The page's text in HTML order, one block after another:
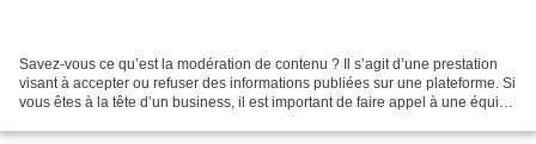
Savez-vous ce qu’est la modération de contenu ? Il s’agit d’une prestation
visant à accepter ou refuser des informations publiées sur une plateforme. Si
vous êtes à la tête d’un business, il est important de faire appel à une équipe